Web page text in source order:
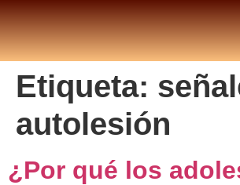
Etiqueta:
autolesión
¿Por qué los